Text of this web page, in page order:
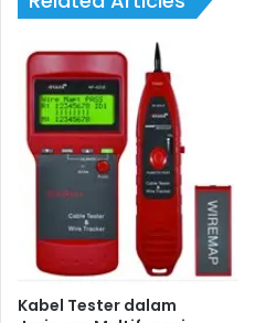
Kabel Tester dalam